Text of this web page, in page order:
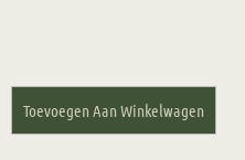
Toevoegen Aan Winkelwagen